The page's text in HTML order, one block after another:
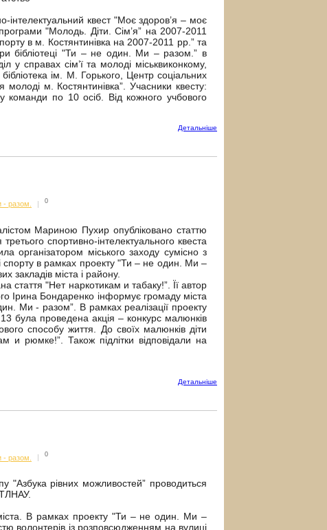
квест "Моє здоров’я – моє
"Молодь. Діти. Сім’я” на 2007-2011
в м. Костянтинівка на 2007-2011 рр.” та
бібліотеці "Ти – не один. Ми – разом.” в
у справах сім’ї та молоді міськвиконкому,
ім. М. Горького, Центр соціальних
молоді м. Костянтинівка”. Учасники квесту:
команди по 10 осіб. Від кожного учбового
Детальнiше
разом. | 0
Мариною Пухир опубліковано статтю
спортивно-інтелектуального квеста
організатором міського заходу сумісно з
і спорту в рамках проекту "Ти – не один. Ми –
закладів міста і району.
стаття "Нет наркотикам и табаку!”. Її автор
Ірина Бондаренко інформує громаду міста
Ми - разом”. В рамках реалізації проекту
була проведена акція – конкурс малюнків
способу життя. До своїх малюнків діти
и рюмке!”. Також підлітки відповідали на
Детальнiше
разом. 0
"Азбука рівних можливостей” проводиться
В рамках проекту "Ти – не один. Ми –
волонтерів із розповсюдженням на вулиці